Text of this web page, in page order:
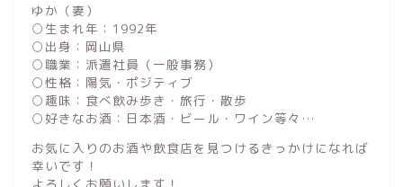
ゆか（妻）
○生まれ年：1992年
○出身：岡山県
○職業：派遣社員（一般事務）
○性格：陽気・ポジティブ
○趣味：食べ飲み歩き・旅行・散歩
○好きなお酒：日本酒・ビール・ワイン等々…
お気に入りのお酒や飲食店を見つけるきっかけになれば
幸いです！